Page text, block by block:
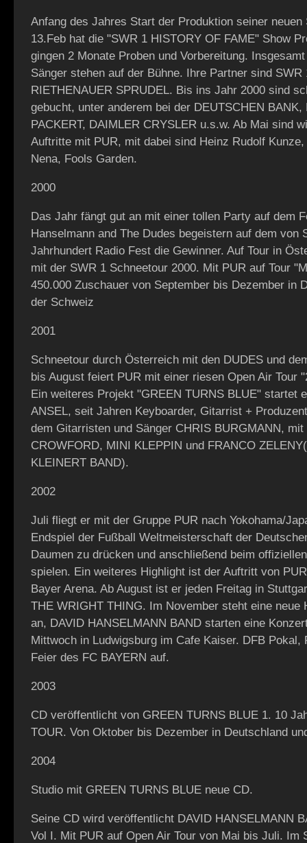
Anfang des Jahres Start der Produktion seiner neuen
13.Feb hat die "SWR 1 HISTORY OF FAME" Show
gingen 2 Monate Proben und Vorbereitung.
Sänger stehen auf der Bühne. Ihre Partner sind
RIETHENAUER SPRUDEL. Bis ins Jahr 2000 sind
gebucht, unter anderem bei der DEUTSCHEN BANK,
PACKERT, DAIMLER CRYSLER u.s.w. Ab Mai sind
Auftritte mit PUR, mit dabei sind Heinz Rudolf
Nena, Fools Garden.
2000
Das Jahr fängt gut an mit einer tollen Party auf dem
Hanselmann and The Dudes begeistern auf dem von
Jahrhundert Radio Fest die Gewinner. Auf Tour in
mit der SWR 1 Schneetour 2000. Mit PUR auf Tour
450.000 Zuschauer von September bis Dezember in
der Schweiz
2001
Schneetour durch Österreich mit den DUDES und
bis August feiert PUR mit einer riesen Open Air Tour
Ein weiteres Projekt "GREEN TURNS BLUE" startet
ANSEL, seit Jahren Keyboarder, Gitarrist +
dem Gitarristen und Sänger CHRIS BURGMANN, mit
CROWFORD, MINI KLEPPIN und FRANCO
KLEINERT BAND).
2002
Juli fliegt er mit der Gruppe PUR nach Yokohama/
Endspiel der Fußball Weltmeisterschaft der
Daumen zu drücken und anschließend beim
spielen. Ein weiteres Highlight ist der Auftritt von
Bayer Arena. Ab August ist er jeden Freitag in
THE WRIGHT THING. Im November steht eine neue
an, DAVID HANSELMANN BAND starten eine
Mittwoch in Ludwigsburg im Cafe Kaiser. DFB Pokal,
Feier des FC BAYERN auf.
2003
CD veröffentlicht von GREEN TURNS BLUE 1. 10
TOUR. Von Oktober bis Dezember in Deutschland
2004
Studio mit GREEN TURNS BLUE neue CD.
Seine CD wird veröffentlicht DAVID HANSELMANN
Vol I. Mit PUR auf Open Air Tour von Mai bis Juli. Im